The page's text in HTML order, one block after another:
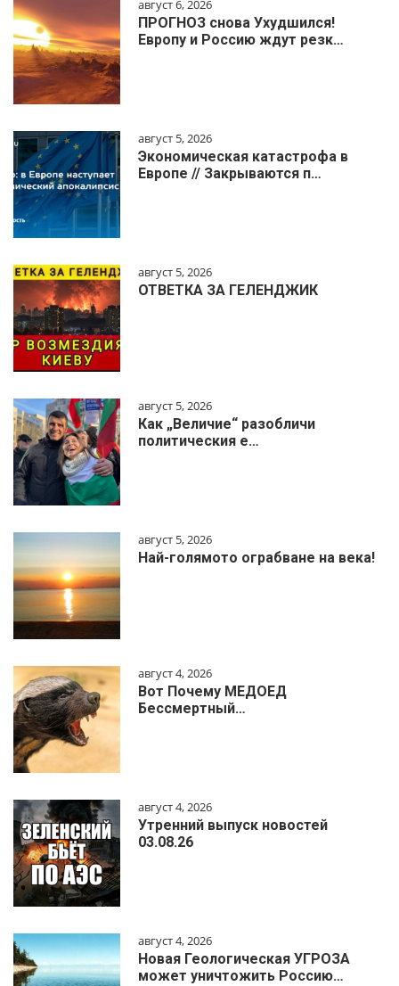
август 6, 2026
ПРОГНОЗ снова Ухудшился!
Европу и Россию ждут резк…
август 5, 2026
Экономическая катастрофа в
Европе // Закрываются п…
август 5, 2026
ОТВЕТКА ЗА ГЕЛЕНДЖИК
август 5, 2026
Как „Величие“ разобличи
политическия е…
август 5, 2026
Най-голямото ограбване на века!
август 4, 2026
Вот Почему МЕДОЕД
Бессмертный…
август 4, 2026
Утренний выпуск новостей
03.08.26
август 4, 2026
Новая Геологическая УГРОЗА
может уничтожить Россию…